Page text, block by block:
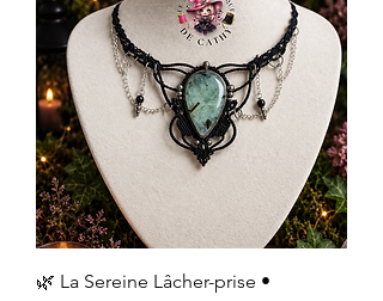
🌿 La Sereine Lâcher-prise •